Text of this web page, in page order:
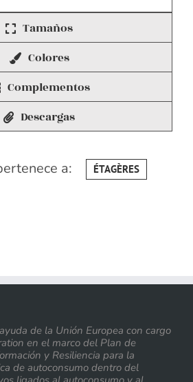
Tamaños
Colores
Complementos
Descargas
a: ÉTAGÈRES
de la Unión Europea con cargo
en el marco del Plan de
y Resiliencia para la
de autoconsumo dentro del